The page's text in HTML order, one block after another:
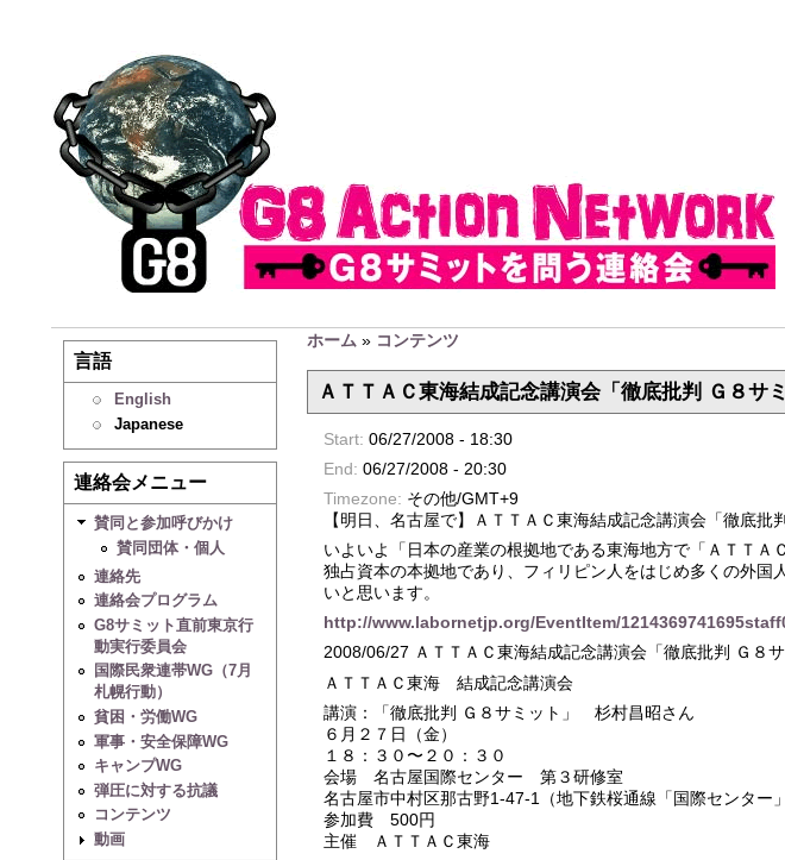
言語
English
Japanese
連絡会メニュー
賛同と参加呼びかけ
賛同団体・個人
連絡先
連絡会プログラム
G8サミット直前東京行
動実行委員会
国際民衆連帯WG（7月
札幌行動）
貧困・労働WG
軍事・安全保障WG
キャンプWG
弾圧に対する抗議
コンテンツ
動画
ホーム » コンテンツ
ＡＴＴＡＣ東海結成記念講演会「徹底批判 Ｇ８サミ
Start: 06/27/2008 - 18:30
End: 06/27/2008 - 20:30
Timezone: その他/GMT+9
【明日、名古屋で】ＡＴＴＡＣ東海結成記念講演会「徹底批
いよいよ「日本の産業の根拠地である東海地方で「ＡＴＴ
独占資本の本拠地であり、フィリピン人をはじめ多くの外
いと思います。
http://www.labornetjp.org/EventItem/
2008/06/27 ＡＴＴＡＣ東海結成記念講演会「徹底批判 Ｇ８サ
ＡＴＴＡＣ東海 結成記念講演会
講演：「徹底批判 Ｇ８サミット」 杉村昌昭さん
６月２７日（金）
１８：３０〜２０：３０
会場 名古屋国際センター 第３研修室
名古屋市中村区那古野1-47-1（地下鉄桜通線「国際センター」
参加費 500円
主催 ＡＴＴＡＣ東海